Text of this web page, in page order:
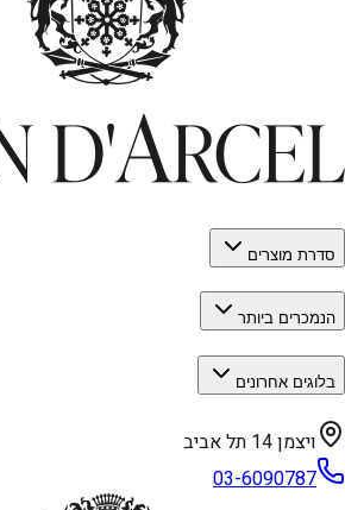
סדרת מוצרים
הנמכרים ביותר
בלוגים אחרונים
ויצמן 14 תל אביב
03-6090787